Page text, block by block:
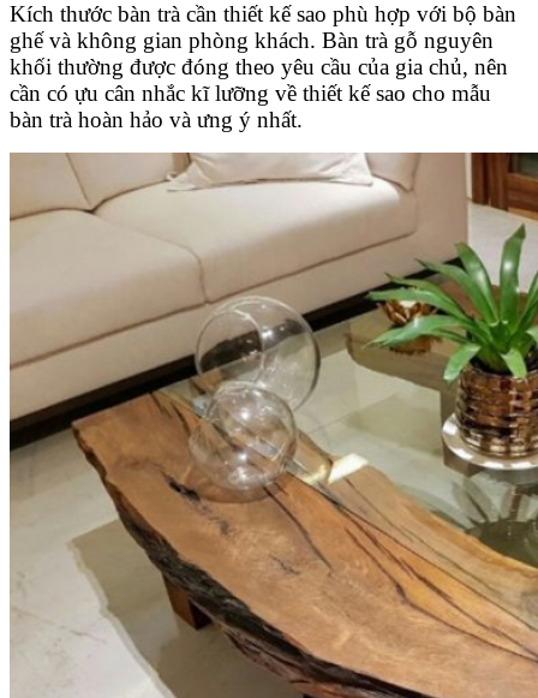
Kích thước bàn trà cần thiết kế sao phù hợp với bộ bàn
ghế và không gian phòng khách. Bàn trà gỗ nguyên
khối thường được đóng theo yêu cầu của gia chủ, nên
cần có ựu cân nhắc kĩ lưỡng về thiết kế sao cho mẫu
bàn trà hoàn hảo và ưng ý nhất.